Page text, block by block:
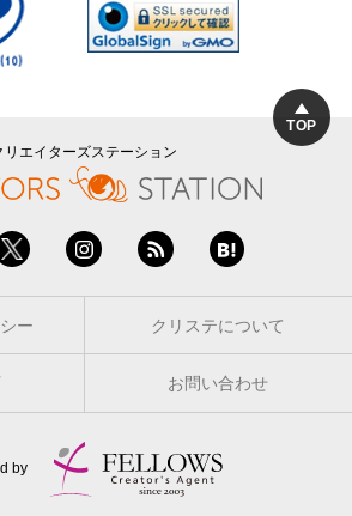
TOP
リエイターズステーション
ー クリステについて
お問い合わせ
by